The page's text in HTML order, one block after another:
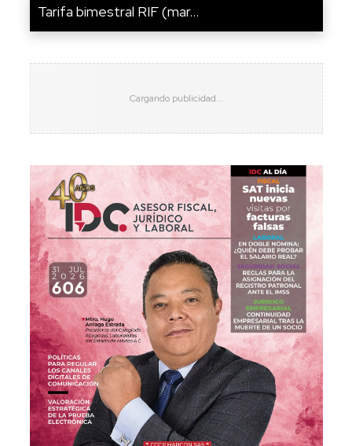
Tarifa bimestral RIF (mar...